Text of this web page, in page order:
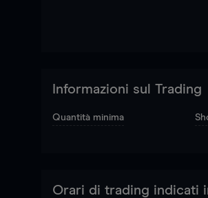
Informazioni sul Trading
Quantità minima
Orari di trading indicati